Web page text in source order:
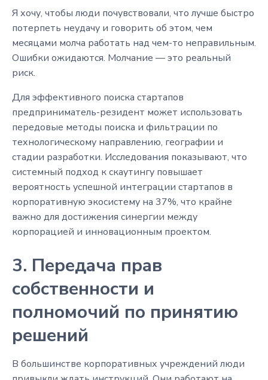
Я хочу, чтобы люди почувствовали, что лучше быстро
потерпеть неудачу и говорить об этом, чем
месяцами молча работать над чем-то неправильным.
Ошибки ожидаются. Молчание — это реальный
риск.
Для эффективного поиска стартапов
предприниматель-резидент может использовать
передовые методы поиска и фильтрации по
технологическому направлению, географии и
стадии разработки. Исследования показывают, что
системный подход к скаутингу повышает
вероятность успешной интеграции стартапов в
корпоративную экосистему на 37%, что крайне
важно для достижения синергии между
корпорацией и инновационным проектом.
3. Передача прав
собственности и
полномочий по принятию
решений
В большинстве корпоративных учреждений люди